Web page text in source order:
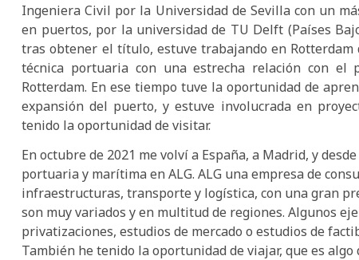
Ingeniera Civil por la Universidad de Sevilla con un
en puertos, por la universidad de TU Delft (Países
tras obtener el título, estuve trabajando en
técnica portuaria con una estrecha relación con el
Rotterdam. En ese tiempo tuve la oportunidad de
expansión del puerto, y estuve involucrada en
tenido la oportunidad de visitar.
En octubre de 2021 me volví a España, a Madrid, y
portuaria y marítima en ALG. ALG una empresa de
infraestructuras, transporte y logística, con una gran
son muy variados y en multitud de regiones. Algunos
privatizaciones, estudios de mercado o estudios de
También he tenido la oportunidad de viajar, que es